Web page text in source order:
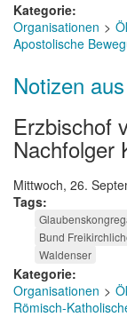
Kategorie
Organisationen
Apostolische
Notizen
Erzbischof
Nachfolger
Mittwoch, 26.
Tags
Bund
Waldenser
Kategorie
Organisationen
Römisch-